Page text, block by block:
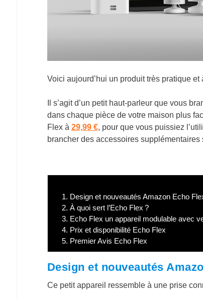
Voici aujourd’hui un produit très pratique
Il s’agit d’un petit haut-parleur que vous
dans chaque pièce de votre maison plus
Flex à 29,99 €, pour que vous puissiez
brancher des accessoires supplémentaires
1. Design et nouveautés Amazon Echo
2. À quoi sert l’Echo Flex ?
3. Echo Flex un appareil modulable avec
4. Prix et disponibilité Echo Flex
5. Premier Avis Echo Flex
Design et nouveautés
Ce petit appareil ressemble à une prise